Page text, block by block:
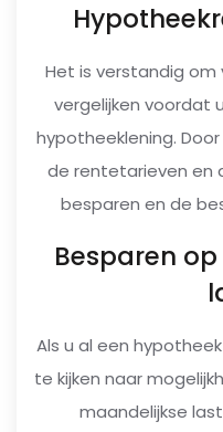
Het is verstandig
vergelijken voordat
hypotheeklening.
de rentetarieven en
besparen en de
Besparen
Als u al een
te kijken naar
maandelijkse